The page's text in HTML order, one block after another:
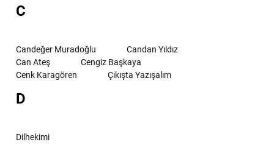
C
Candeğer Muradoğlu
Candan Yıldız
Can Ateş
Cengiz Başkaya
Cenk Karagören
Çıkışta Yazışalım
D
Dilhekimi